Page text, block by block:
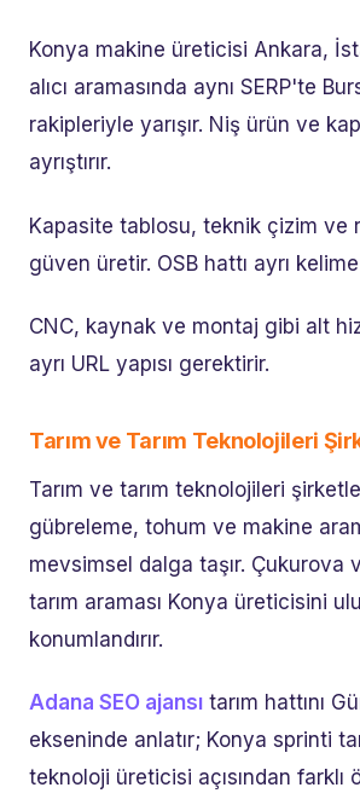
Konya makine üreticisi Ankara,
alıcı aramasında aynı SERP'te
rakipleriyle yarışır. Niş ürün ve
ayrıştırır.
Kapasite tablosu, teknik çizim ve
güven üretir. OSB hattı ayrı
CNC, kaynak ve montaj gibi alt
ayrı URL yapısı gerektirir.
Tarım ve Tarım Teknolojileri
Tarım ve tarım teknolojileri
gübreleme, tohum ve makine
mevsimsel dalga taşır. Çukurova
tarım araması Konya üreticisini
konumlandırır.
Adana SEO ajansı tarım hattını
ekseninde anlatır; Konya sprinti
teknoloji üreticisi açısından farklı